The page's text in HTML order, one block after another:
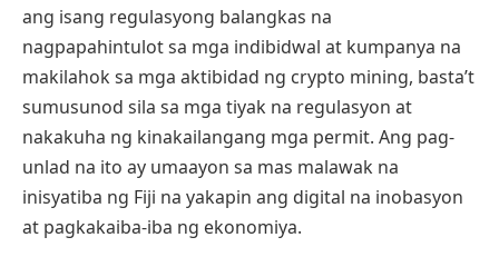
ang isang regulasyong balangkas na
nagpapahintulot sa mga indibidwal at kumpanya na
makilahok sa mga aktibidad ng crypto mining, basta’t
sumusunod sila sa mga tiyak na regulasyon at
nakakuha ng kinakailangang mga permit. Ang pag-
unlad na ito ay umaayon sa mas malawak na
inisyatiba ng Fiji na yakapin ang digital na inobasyon
at pagkakaiba-iba ng ekonomiya.